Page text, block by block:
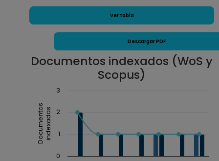
Ver tabla
Descargar PDF
Documentos indexados (WoS y
Scopus)
Chart
Combination chart with 3 data series.
The chart has 1 X axis displaying Año.
The chart has 1 Y axis displaying Documentos
Documentosindexados
0
1
2
3